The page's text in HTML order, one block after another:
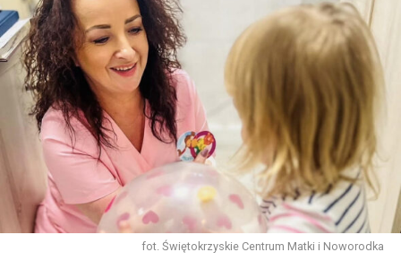
fot. Świętokrzyskie Centrum Matki i Noworodka